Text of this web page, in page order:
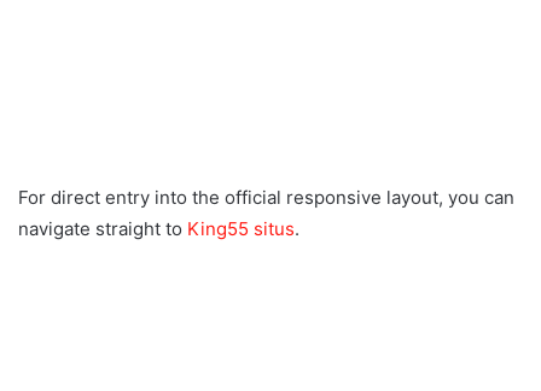
For direct entry into the official responsive layout, you can
navigate straight to King55 situs.